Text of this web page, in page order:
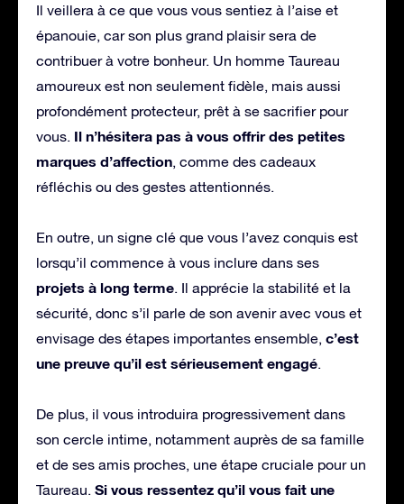
Il veillera à ce que vous vous sentiez à l’aise et
épanouie, car son plus grand plaisir sera de
contribuer à votre bonheur. Un homme Taureau
amoureux est non seulement fidèle, mais aussi
profondément protecteur, prêt à se sacrifier pour
vous. Il n’hésitera pas à vous offrir des petites
marques d’affection, comme des cadeaux
réfléchis ou des gestes attentionnés.
En outre, un signe clé que vous l’avez conquis est
lorsqu’il commence à vous inclure dans ses
projets à long terme. Il apprécie la stabilité et la
sécurité, donc s’il parle de son avenir avec vous et
envisage des étapes importantes ensemble, c’est
une preuve qu’il est sérieusement engagé.
De plus, il vous introduira progressivement dans
son cercle intime, notamment auprès de sa famille
et de ses amis proches, une étape cruciale pour un
Taureau. Si vous ressentez qu’il vous fait une